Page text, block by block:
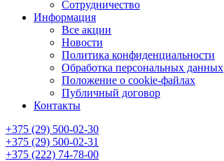
Сотрудничество
Информация
Все акции
Новости
Политика конфиденциальности
Обработка персональных данных
Положение о cookie-файлах
Публичный договор
Контакты
+375 (29) 500-02-30
+375 (29) 500-02-31
+375 (222) 74-78-00